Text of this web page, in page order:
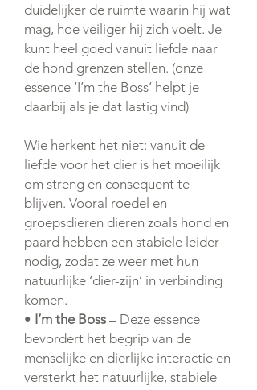
duidelijker de ruimte waarin hij wat
mag, hoe veiliger hij zich voelt. Je
kunt heel goed vanuit liefde naar
de hond grenzen stellen. (onze
essence ‘I’m the Boss’ helpt je
daarbij als je dat lastig vind)
Wie herkent het niet: vanuit de
liefde voor het dier is het moeilijk
om streng en consequent te
blijven. Vooral roedel en
groepsdieren dieren zoals hond en
paard hebben een stabiele leider
nodig, zodat ze weer met hun
natuurlijke ‘dier-zijn’ in verbinding
komen.
• I’m the Boss – Deze essence
bevordert het begrip van de
menselijke en dierlijke interactie en
versterkt het natuurlijke, stabiele